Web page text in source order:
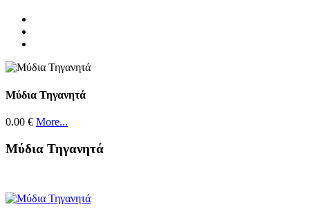
Μύδια Τηγανητά
0.00 € More...
Μύδια Τηγανητά